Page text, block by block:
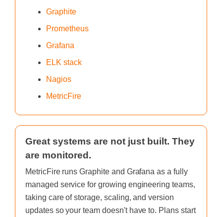
Graphite
Prometheus
Grafana
ELK stack
Nagios
MetricFire
Great systems are not just built. They
are monitored.
MetricFire runs Graphite and Grafana as a fully
managed service for growing engineering teams,
taking care of storage, scaling, and version
updates so your team doesn't have to. Plans start